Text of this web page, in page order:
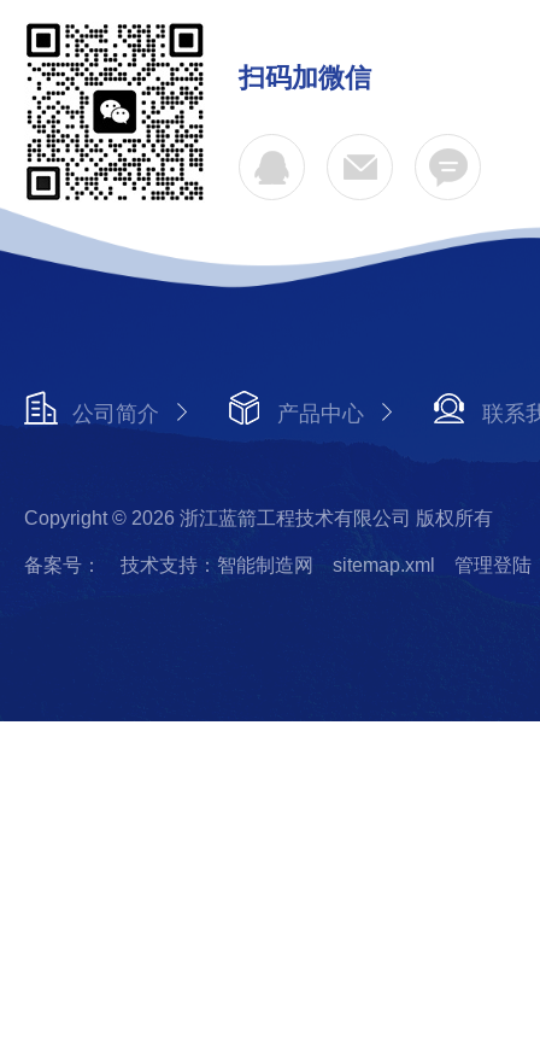
扫码加微信
公司简介 产品中心 联系
Copyright © 2026 浙江蓝箭工程技术有限公司 版权所有
备案号： 技术支持：智能制造网 sitemap.xml 管理登陆